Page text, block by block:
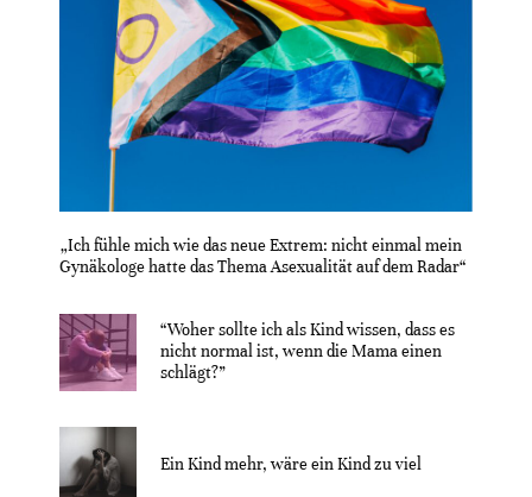
„Ich fühle mich wie das neue Extrem: nicht einmal mein
Gynäkologe hatte das Thema Asexualität auf dem Radar“
“Woher sollte ich als Kind wissen, dass es
nicht normal ist, wenn die Mama einen
schlägt?”
Ein Kind mehr, wäre ein Kind zu viel